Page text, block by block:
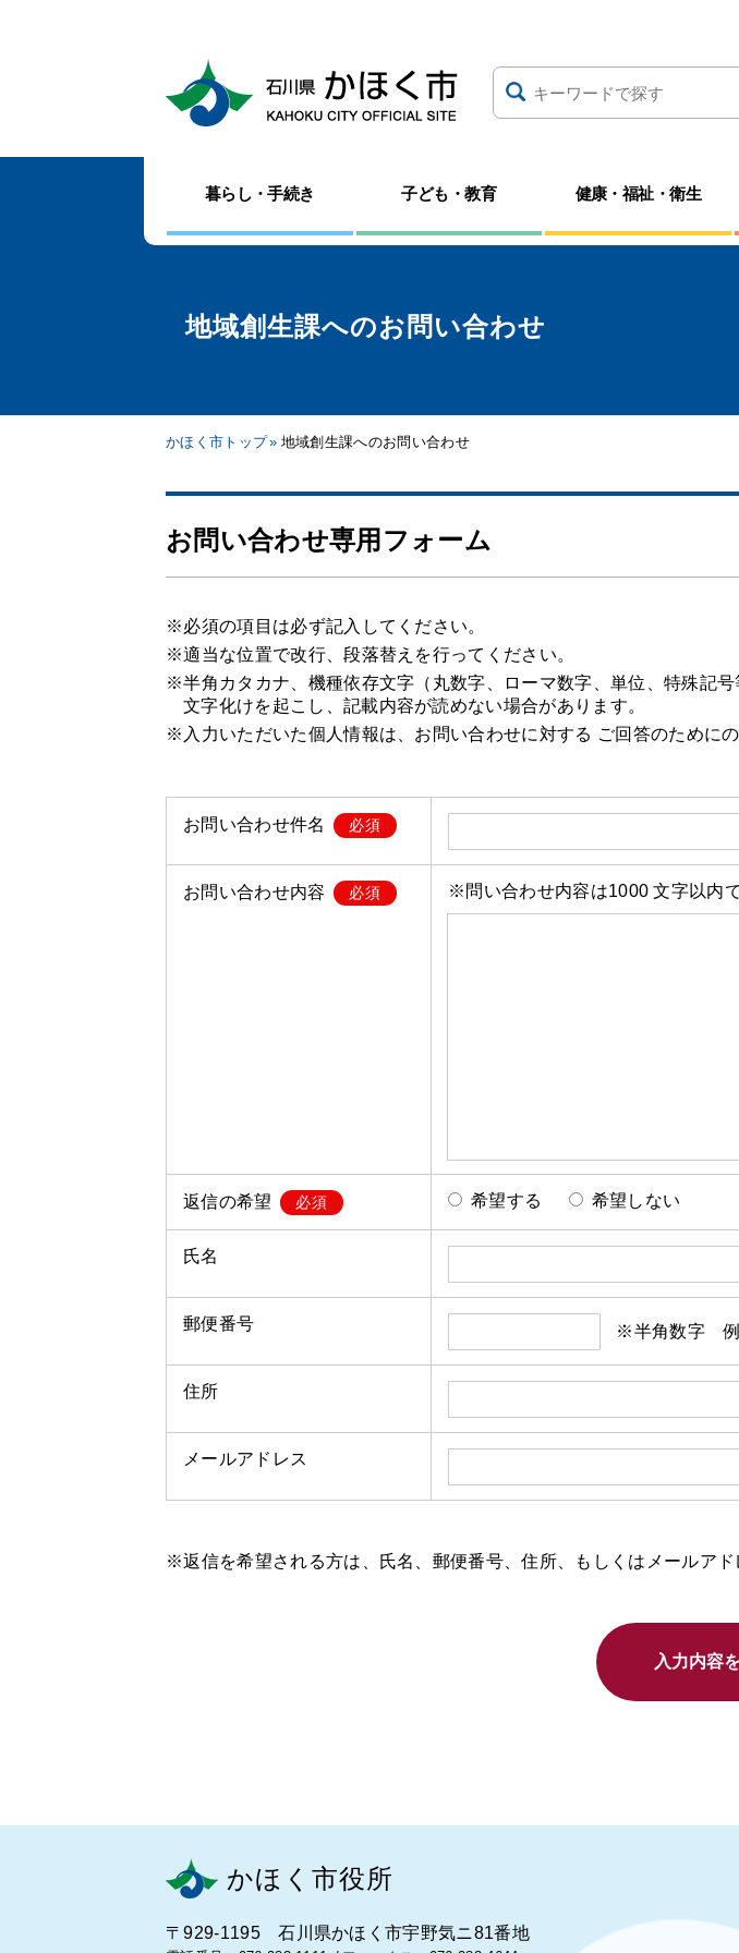
暮らし・手続き 子ども・教育 健康・福祉・衛生
地域創生課へのお問い合わせ
かほく市トップ 地域創生課へのお問い合わせ
お問い合わせ専用フォーム
※必須の項目は必ず記入してください。
※適当な位置で改行、段落替えを行ってください。
※半角カタカナ、機種依存文字（丸数字、ローマ数字、単位、特殊記号
文字化けを起こし、記載内容が読めない場合があります。
※入力いただいた個人情報は、お問い合わせに対する ご回答のために
お問い合わせ件名 必須
お問い合わせ内容 必須 ※問い合わせ内容は1000 文字以内
返信の希望 必須 希望する 希望しない
氏名
郵便番号 ※半角数字 例
住所
メールアドレス
※返信を希望される方は、氏名、郵便番号、住所、もしくはメールアド
入力内容
かほく市役所
〒929-1195 石川県かほく市宇野気ニ81番地